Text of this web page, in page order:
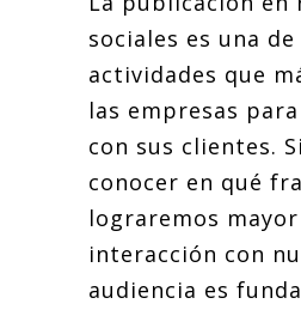
sociales es una de
actividades que
las empresas
con sus clientes.
conocer en qué
lograremos
interacción con
audiencia es